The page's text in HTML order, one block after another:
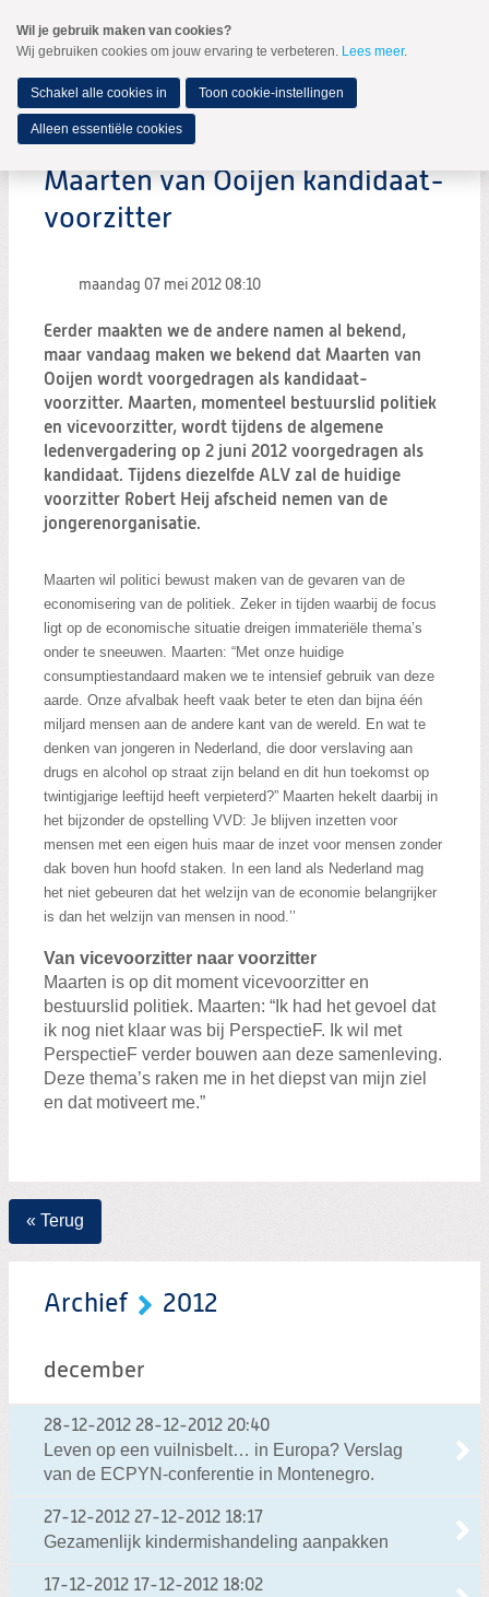
naar
Spring
de
inhoud
Spring
naar
hoofdmenu
MENU
Zoeken:
Maarten van Ooijen kandidaat-
voorzitter
maandag 07 mei 2012 08:10
Eerder maakten we de andere namen al bekend,
maar vandaag maken we bekend dat Maarten van
Ooijen wordt voorgedragen als kandidaat-
voorzitter. Maarten, momenteel bestuurslid politiek
en vicevoorzitter, wordt tijdens de algemene
ledenvergadering op 2 juni 2012 voorgedragen als
kandidaat. Tijdens diezelfde ALV zal de huidige
voorzitter Robert Heij afscheid nemen van de
jongerenorganisatie.
Maarten wil politici bewust maken van de gevaren van de
economisering van de politiek. Zeker in tijden waarbij de focus
ligt op de economische situatie dreigen immateriële thema’s
onder te sneeuwen. Maarten: “Met onze huidige
consumptiestandaard maken we te intensief gebruik van deze
aarde. Onze afvalbak heeft vaak beter te eten dan bijna één
miljard mensen aan de andere kant van de wereld. En wat te
denken van jongeren in Nederland, die door verslaving aan
drugs en alcohol op straat zijn beland en dit hun toekomst op
twintigjarige leeftijd heeft verpieterd?” Maarten hekelt daarbij in
het bijzonder de opstelling VVD: Je blijven inzetten voor
mensen met een eigen huis maar de inzet voor mensen zonder
dak boven hun hoofd staken. In een land als Nederland mag
het niet gebeuren dat het welzijn van de economie belangrijker
is dan het welzijn van mensen in nood.’’
Van vicevoorzitter naar voorzitter
Maarten is op dit moment vicevoorzitter en
bestuurslid politiek. Maarten: “Ik had het gevoel dat
ik nog niet klaar was bij PerspectieF. Ik wil met
PerspectieF verder bouwen aan deze samenleving.
Deze thema’s raken me in het diepst van mijn ziel
en dat motiveert me.”
« Terug
Archief 2012
december
28-12-2012 28-12-2012 20:40
Leven op een vuilnisbelt… in Europa? Verslag
van de ECPYN-conferentie in Montenegro.
27-12-2012 27-12-2012 18:17
Gezamenlijk kindermishandeling aanpakken
17-12-2012 17-12-2012 18:02
Wil je gebruik maken van cookies?
Wij gebruiken cookies om jouw ervaring te verbeteren. Lees meer.
Schakel alle cookies in Toon cookie-instellingen
Alleen essentiële cookies